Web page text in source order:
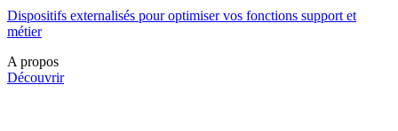
Dispositifs externalisés pour optimiser vos fonctions support et
métier
A propos
Découvrir